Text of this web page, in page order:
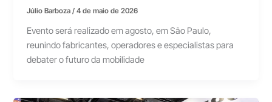
Júlio Barboza/4 de maio de 2026
Evento será realizado em agosto, em São Paulo,
reunindo fabricantes, operadores e especialistas para
debater o futuro da mobilidade